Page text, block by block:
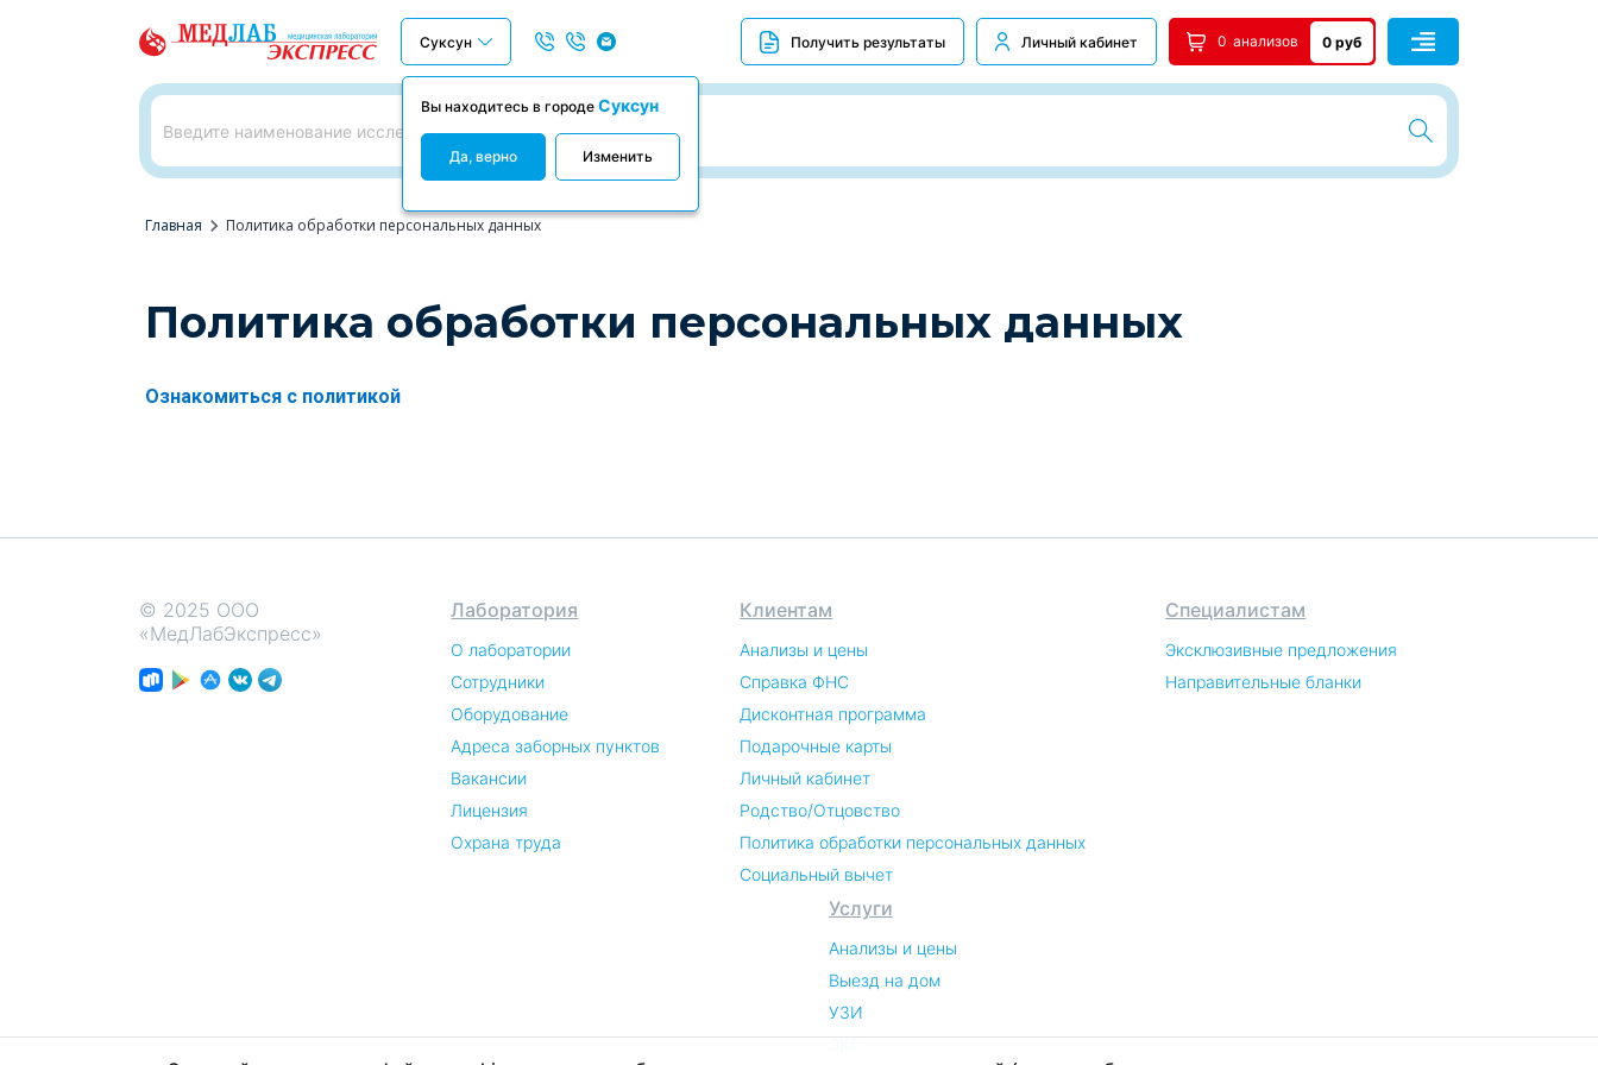
Суксун
Вы находитесь в городе Суксун
Да, верно Изменить
Получить результаты Личный кабинет 0 анализов 0 руб
Главная chevron_right Политика обработки персональных данных
Политика обработки персональных данных
Ознакомиться с политикой
© 2025 ООО
«МедЛабЭкспресс»
Лаборатория
О лаборатории
Сотрудники
Оборудование
Адреса заборных пунктов
Вакансии
Лицензия
Охрана труда
Клиентам
Анализы и цены
Справка ФНС
Дисконтная программа
Подарочные карты
Личный кабинет
Родство/Отцовство
Политика обработки персональных данных
Социальный вычет
Специалистам
Эксклюзивные предложения
Направительные бланки
Услуги
Анализы и цены
Выезд на дом
УЗИ
ЭКГ